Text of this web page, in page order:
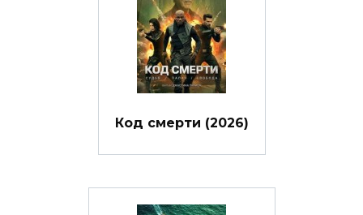
Код смерти (2026)